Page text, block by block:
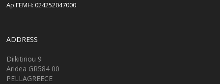
Αρ.ΓΕΜΗ: 024252047000
ADDRESS
Diikitiriou 9
Aridea GR584 00
PELLAGREECE